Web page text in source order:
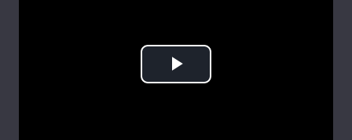
Вакансії
Play